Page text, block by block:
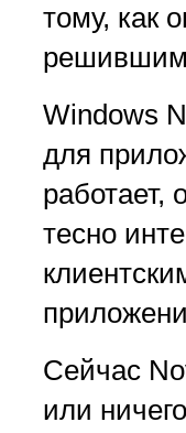
тому, как
решившим
Windows
для
работает,
тесно
Сейчас
или